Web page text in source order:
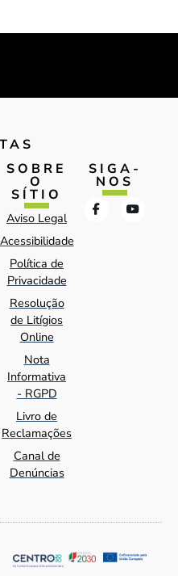
SOBRE
O
SÍTIO
Aviso Legal
Acessibilidade
Política de
Privacidade
Resolução
de Litígios
Online
Nota
Informativa
- RGPD
Livro de
Reclamações
Canal de
Denúncias
SIGA-
NOS